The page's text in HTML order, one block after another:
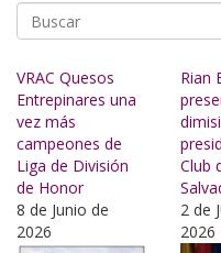
VRAC Quesos
Entrepinares una
vez más
campeones de
Liga de División
de Honor
8 de Junio de
2026
Rian
Club
2 de
2026